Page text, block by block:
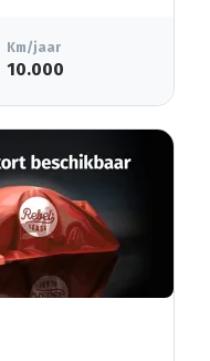
Km/jaar
10.000